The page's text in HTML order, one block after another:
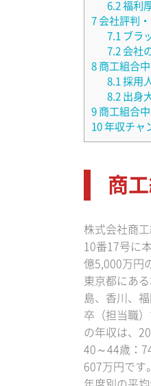
6.2 福利
7 会社評判
7.1 ブラ
7.2 会社
8 商工組合
8.1 採用
8.2 出身
9 商工組合
10 年収チャ
商
株式会社商
10番17号に
億5,000万円
東京都にあ
島、香川、
卒（担当職
の年収は、
40～44歳：
607万円です。